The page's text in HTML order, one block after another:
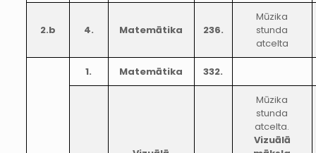
2.b 4. Matemātika 236.
Mūzika
stunda
atcelta
1. Matemātika 332.
Mūzika
stunda
atcelta.
Vizuālā